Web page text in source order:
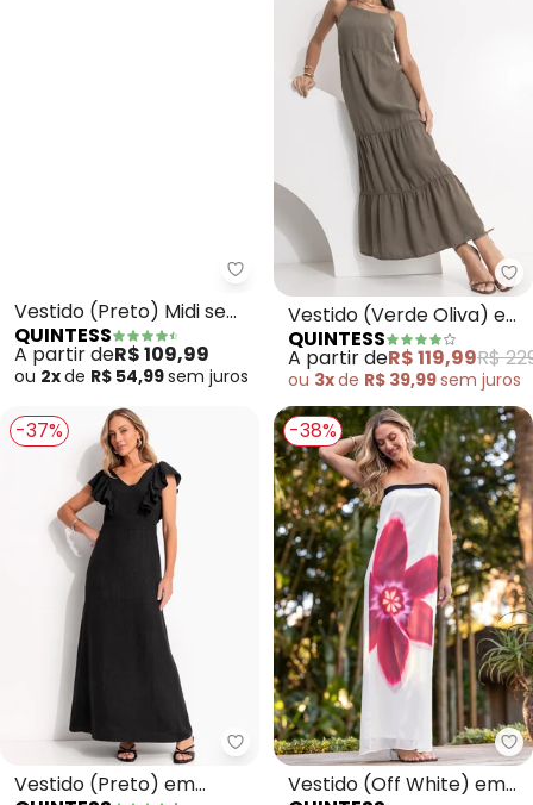
Quintess - Vestido (Preto) Midi
Vestido (Preto) Midi sem
Mangas com Botões
QUINTESS
A partir deR$ 109,99
ou 2xde R$ 54,99semjuros
Vestido (Verde Oliva) em
Tecido de Liocel
QUINTESS
A partir deR$ 119,99R$
ou 3xde R$ 39,99sem juros
-37%
Quintess - Vestido (Preto) em
Vestido (Preto) em
-38%
Vestido (Off White) em